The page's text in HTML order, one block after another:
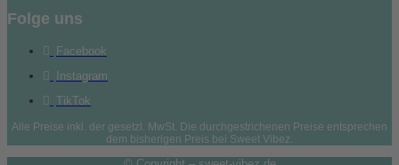
Folge uns
Facebook
Instagram
TikTok
Alle Preise inkl. der gesetzl. MwSt. Die durchgestrichenen Preise entsprechen
dem bisherigen Preis bei Sweet Vibez.